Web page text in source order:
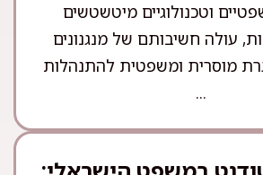
וטכנולוגיים מיטשטשים
עולה חשיבותם של מנגנונים
מוסרית ומשפטית להתנהלות
...